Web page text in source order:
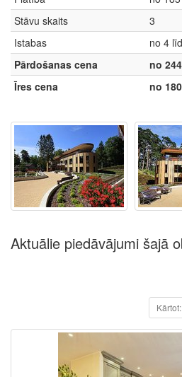
Stāvu skaits
3
Istabas
no 4
Pārdošanas cena
no
Īres cena no
Aktuālie piedāvājumi šajā
Kārtot: